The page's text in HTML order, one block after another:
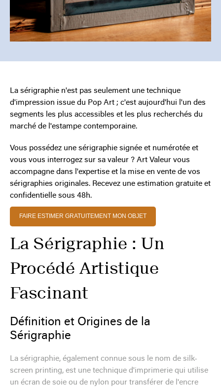
La sérigraphie n'est pas seulement une technique
d'impression issue du Pop Art ; c'est aujourd'hui l'un des
segments les plus accessibles et les plus recherchés du
marché de l'estampe contemporaine.
Vous possédez une sérigraphie signée et numérotée et
vous vous interrogez sur sa valeur ? Art Valeur vous
accompagne dans l'expertise et la mise en vente de vos
sérigraphies originales. Recevez une estimation gratuite et
confidentielle sous 48h.
FAIRE ESTIMER GRATUITEMENT MON OBJET
La Sérigraphie : Un
Procédé Artistique
Fascinant
Définition et Origines de la
Sérigraphie
La sérigraphie, également connue sous le nom de silk-
screen printing, est une technique d'imprimerie qui utilise
un écran de soie ou de nylon pour transférer de l'encre